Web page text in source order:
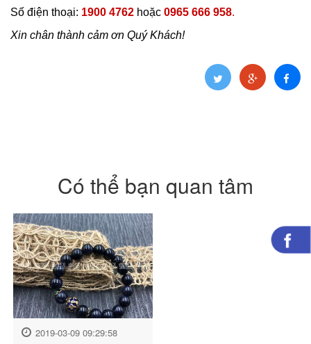
Số điện thoại: 1900 4762 hoặc 0965 666 958.
Xin chân thành cảm ơn Quý Khách!
Có thể bạn quan tâm
2019-03-09 09:29:58